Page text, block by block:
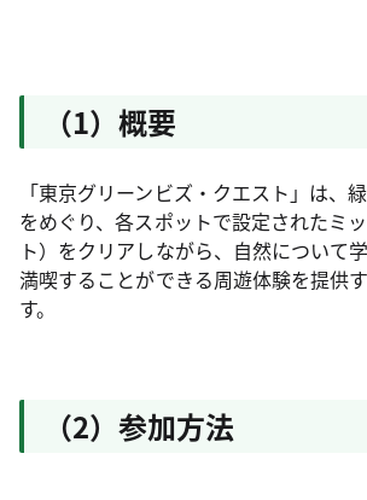
（1）概要
「東京グリーンビズ・クエスト」は、
をめぐり、各スポットで設定されたミ
ト）をクリアしながら、自然について
満喫することができる周遊体験を提供
す。
（2）参加方法